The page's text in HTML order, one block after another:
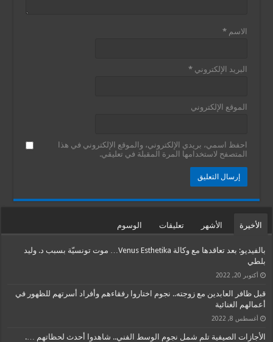
الاسم*
البريد الإلكتروني*
الموقع الإلكتروني
احفظ اسمي، بريدي الإلكتروني، والموقع الإلكتروني في هذا
المتصفح لاستخدامها المرة المقبلة في تعليقي.
الأخيرة الأشهر تعليقات الوسوم
بالفيديو: بعد تعاقدها مع وكالة Venus Esthetika… موت تونسيّة بسبب د. وليد
بلطي
أكتوبر 20, 2022
قبل ظافر العابدين مع زوجته.. نجوم اختاروا رفقاءهم وأفراد أسرتهم للظهور في
أعمالهم الغنائية
أغسطس 8, 2022
الأجازات الصيفية تلم شمل نجوم الوسط الفني.. شاهدوا أحدث لحظاتهم ….